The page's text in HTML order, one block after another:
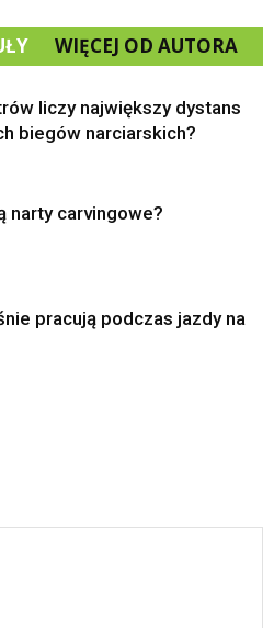
WIĘCEJ OD AUTORA
liczy największy dystans
biegów narciarskich?
narty carvingowe?
pracują podczas jazdy na